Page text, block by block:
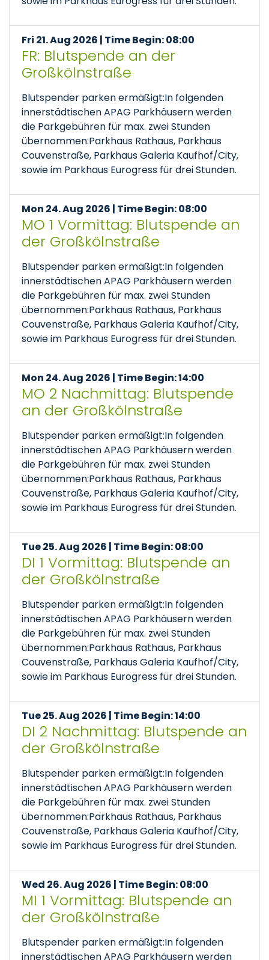
Fri 21. Aug 2026 | Time Begin: 08:00
FR: Blutspende an der
Großkölnstraße
Blutspender parken ermäßigt:In folgenden
innerstädtischen APAG Parkhäusern werden
die Parkgebühren für max. zwei Stunden
übernommen:Parkhaus Rathaus, Parkhaus
Couvenstraße, Parkhaus Galeria Kaufhof/City,
sowie im Parkhaus Eurogress für drei Stunden.
Mon 24. Aug 2026 | Time Begin: 08:00
MO 1 Vormittag: Blutspende an
der Großkölnstraße
Blutspender parken ermäßigt:In folgenden
innerstädtischen APAG Parkhäusern werden
die Parkgebühren für max. zwei Stunden
übernommen:Parkhaus Rathaus, Parkhaus
Couvenstraße, Parkhaus Galeria Kaufhof/City,
sowie im Parkhaus Eurogress für drei Stunden.
Mon 24. Aug 2026 | Time Begin: 14:00
MO 2 Nachmittag: Blutspende
an der Großkölnstraße
Blutspender parken ermäßigt:In folgenden
innerstädtischen APAG Parkhäusern werden
die Parkgebühren für max. zwei Stunden
übernommen:Parkhaus Rathaus, Parkhaus
Couvenstraße, Parkhaus Galeria Kaufhof/City,
sowie im Parkhaus Eurogress für drei Stunden.
Tue 25. Aug 2026 | Time Begin: 08:00
DI 1 Vormittag: Blutspende an
der Großkölnstraße
Blutspender parken ermäßigt:In folgenden
innerstädtischen APAG Parkhäusern werden
die Parkgebühren für max. zwei Stunden
übernommen:Parkhaus Rathaus, Parkhaus
Couvenstraße, Parkhaus Galeria Kaufhof/City,
sowie im Parkhaus Eurogress für drei Stunden.
Tue 25. Aug 2026 | Time Begin: 14:00
DI 2 Nachmittag: Blutspende an
der Großkölnstraße
Blutspender parken ermäßigt:In folgenden
innerstädtischen APAG Parkhäusern werden
die Parkgebühren für max. zwei Stunden
übernommen:Parkhaus Rathaus, Parkhaus
Couvenstraße, Parkhaus Galeria Kaufhof/City,
sowie im Parkhaus Eurogress für drei Stunden.
Wed 26. Aug 2026 | Time Begin: 08:00
MI 1 Vormittag: Blutspende an
der Großkölnstraße
Blutspender parken ermäßigt:In folgenden
innerstädtischen APAG Parkhäusern werden